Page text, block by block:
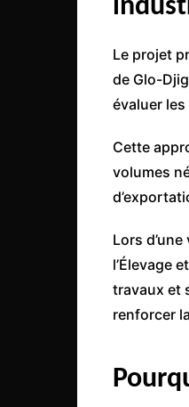
Le projet
de Glo-
évaluer
Cette
volumes
Lors
l’Élevage
travaux et
renforcer